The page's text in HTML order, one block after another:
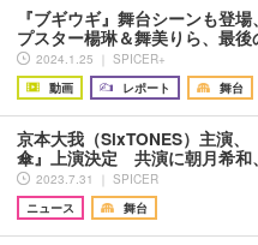
『ブギウギ』舞台シーンも登
プスター楊琳＆舞美りら、最
2024.1.25 ｜ SPICER+
動画
レポート 舞台
京本大我（SixTONES）主演、
傘』上演決定 共演に朝月希和
2023.7.31 ｜ SPICER
ニュース
舞台